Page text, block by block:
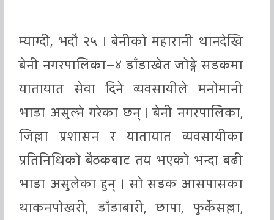
म्याग्दी, भदौ २५ । बेनीको महारानी थानदेखि
बेनी नगरपालिका–४ डाँडाखेत जोड्ने सडकमा
यातायात सेवा दिने व्यवसायीले मनोमानी
भाडा असुल्ने गरेका छन् । बेनी नगरपालिका,
जिल्ला प्रशासन र यातायात व्यवसायीका
प्रतिनिधिको बैठकबाट तय भएको भन्दा बढी
भाडा असुलेका हुन् । सो सडक आसपासका
थाकनपोखरी, डाँडाबारी, छापा, फुर्केसल्ला,